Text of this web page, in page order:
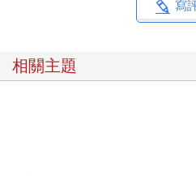
來，這七識及其功能才會現行，所
一「因緣依」；若是離此「因緣依
此謂第八識心體執持七識心王的種
之「因緣依」，亦謂阿賴耶識心體
寫
相關主題